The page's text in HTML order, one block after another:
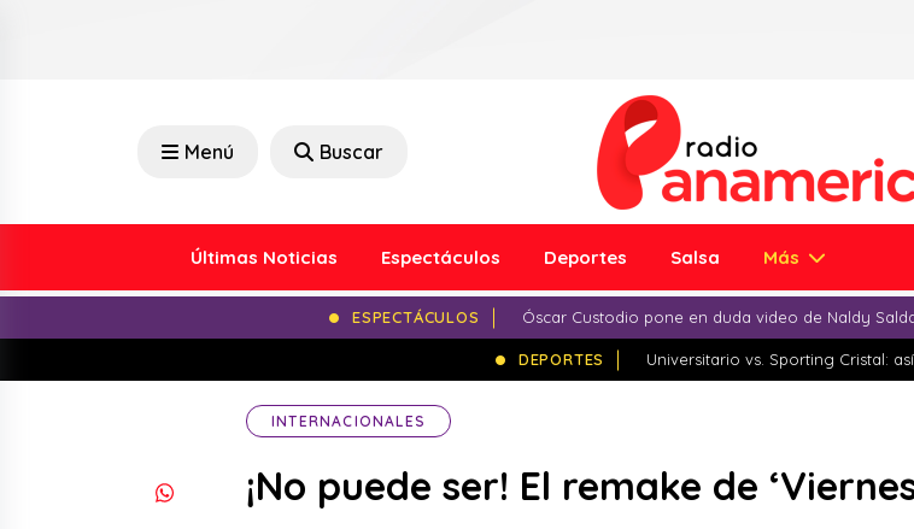
Menú Buscar
Últimas Noticias Espectáculos Deportes Salsa Más
ESPECTÁCULOS Óscar Custodio pone en duda video de Naldy
DEPORTES Universitario vs. Sporting Cristal:
INTERNACIONALES
¡No puede ser! El remake de